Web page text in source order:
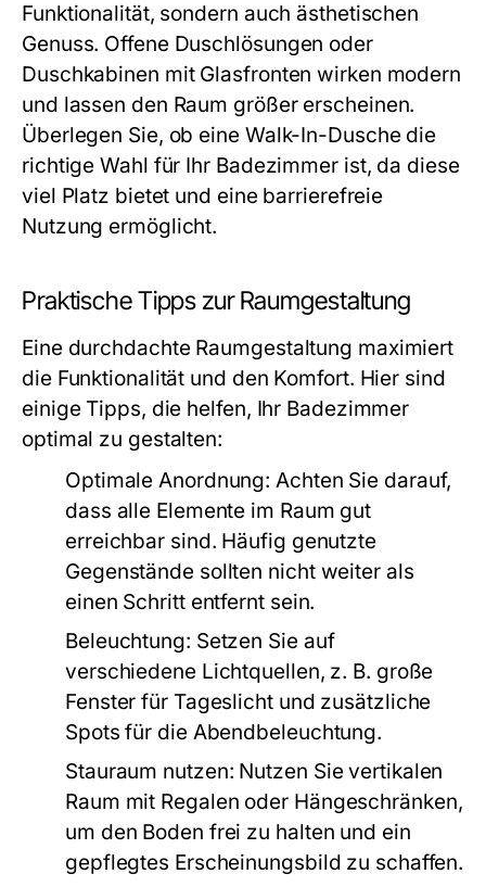
Funktionalität, sondern auch ästhetischen
Genuss. Offene Duschlösungen oder
Duschkabinen mit Glasfronten wirken modern
und lassen den Raum größer erscheinen.
Überlegen Sie, ob eine Walk-In-Dusche die
richtige Wahl für Ihr Badezimmer ist, da diese
viel Platz bietet und eine barrierefreie
Nutzung ermöglicht.
Praktische Tipps zur Raumgestaltung
Eine durchdachte Raumgestaltung maximiert
die Funktionalität und den Komfort. Hier sind
einige Tipps, die helfen, Ihr Badezimmer
optimal zu gestalten:
Optimale Anordnung: Achten Sie darauf,
dass alle Elemente im Raum gut
erreichbar sind. Häufig genutzte
Gegenstände sollten nicht weiter als
einen Schritt entfernt sein.
Beleuchtung: Setzen Sie auf
verschiedene Lichtquellen, z. B. große
Fenster für Tageslicht und zusätzliche
Spots für die Abendbeleuchtung.
Stauraum nutzen: Nutzen Sie vertikalen
Raum mit Regalen oder Hängeschränken,
um den Boden frei zu halten und ein
gepflegtes Erscheinungsbild zu schaffen.